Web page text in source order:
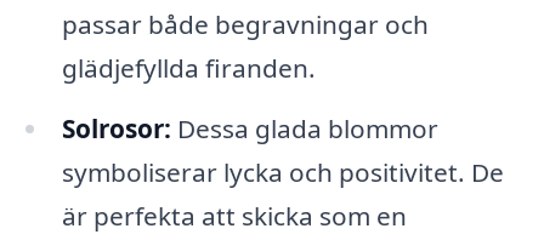
passar både begravningar och
glädjefyllda firanden.
Solrosor: Dessa glada blommor
symboliserar lycka och positivitet. De
är perfekta att skicka som en